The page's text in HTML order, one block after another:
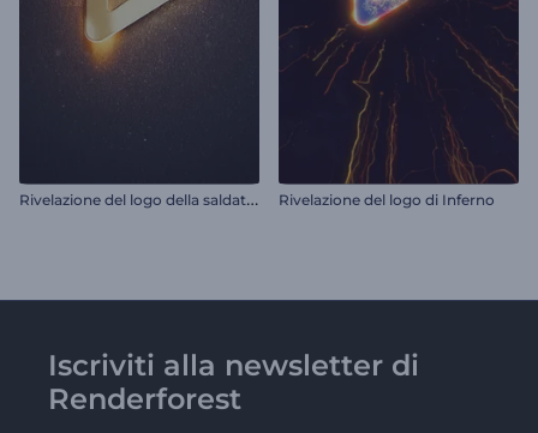
R
ivelazione del logo della saldatura Rivelazione del logo di Inferno
Iscriviti alla newsletter di
Renderforest